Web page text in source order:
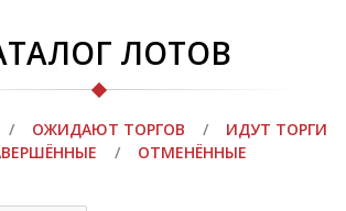
ЛОТОВ
/ ОЖИДАЮТ ТОРГОВ /
ИДУТ ТОРГИ
/ ОТМЕНЁННЫЕ